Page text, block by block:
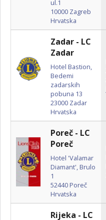
ul.1
10000 Zagreb
Hrvatska
Zadar - LC
Zadar
Hotel Bastion,
Bedemi
zadarskih
pobuna 13
23000 Zadar
Hrvatska
Poreč - LC
Poreč
Hotel 'Valamar
Diamant', Brulo
1
52440 Poreč
Hrvatska
Rijeka - LC